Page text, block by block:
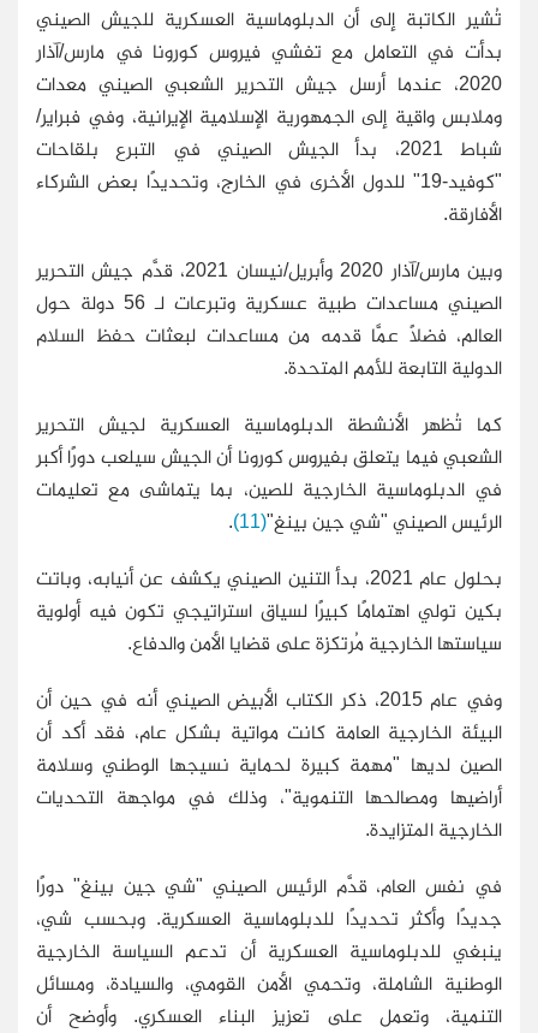
تُشير الكاتبة إلى أن الدبلوماسية العسكرية للجيش الصيني
بدأت في التعامل مع تفشي فيروس كورونا في مارس/آذار
2020، عندما أرسل جيش التحرير الشعبي الصيني معدات
وملابس واقية إلى الجمهورية الإسلامية الإيرانية، وفي فبراير/
شباط 2021، بدأ الجيش الصيني في التبرع بلقاحات
"كوفيد-19" للدول الأخرى في الخارج، وتحديدًا بعض الشركاء
الأفارقة.
وبين مارس/آذار 2020 وأبريل/نيسان 2021، قدَّم جيش التحرير
الصيني مساعدات طبية عسكرية وتبرعات لـ 56 دولة حول
العالم، فضلًا عمَّا قدمه من مساعدات لبعثات حفظ السلام
الدولية التابعة للأمم المتحدة.
كما تُظهر الأنشطة الدبلوماسية العسكرية لجيش التحرير
الشعبي فيما يتعلق بفيروس كورونا أن الجيش سيلعب دورًا أكبر
في الدبلوماسية الخارجية للصين، بما يتماشى مع تعليمات
الرئيس الصيني "شي جين بينغ"(11)
.
بحلول عام 2021، بدأ التنين الصيني يكشف عن أنيابه، وباتت
بكين تولي اهتمامًا كبيرًا لسياق استراتيجي تكون فيه أولوية
سياستها الخارجية مُرتكزة على قضايا الأمن والدفاع.
وفي عام 2015، ذكر الكتاب الأبيض الصيني أنه في حين أن
البيئة الخارجية العامة كانت مواتية بشكل عام، فقد أكد أن
الصين لديها "مهمة كبيرة لحماية نسيجها الوطني وسلامة
أراضيها ومصالحها التنموية"، وذلك في مواجهة التحديات
الخارجية المتزايدة.
في نفس العام، قدَّم الرئيس الصيني "شي جين بينغ" دورًا
جديدًا وأكثر تحديدًا للدبلوماسية العسكرية. وبحسب شي،
ينبغي للدبلوماسية العسكرية أن تدعم السياسة الخارجية
الوطنية الشاملة، وتحمي الأمن القومي، والسيادة، ومسائل
التنمية، وتعمل على تعزيز البناء العسكري. وأوضح أن